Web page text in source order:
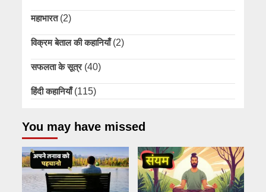
महाभारत(2)
विक्रम बेताल की कहानियाँ(2)
सफलता के सूत्र(40)
हिंदी कहानियाँ(115)
You may have missed